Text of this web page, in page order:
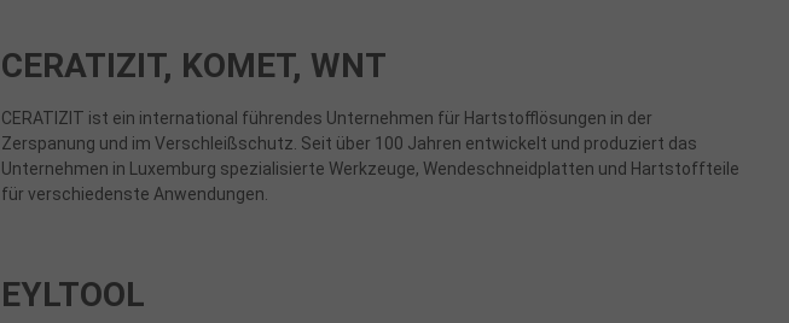
CERATIZIT, KOMET, WNT
CERATIZIT ist ein international führendes Unternehmen für Hartstofflösungen in der
Zerspanung und im Verschleißschutz. Seit über 100 Jahren entwickelt und produziert das
Unternehmen in Luxemburg spezialisierte Werkzeuge, Wendeschneidplatten und Hartstoffteile
für verschiedenste Anwendungen.
EYLTOOL